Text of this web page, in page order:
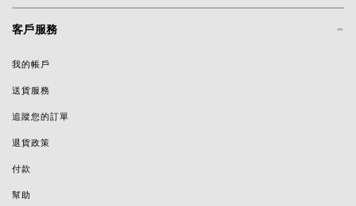
-
客戶服務
我的帳戶
送貨服務
追蹤您的訂單
退貨政策
付款
幫助